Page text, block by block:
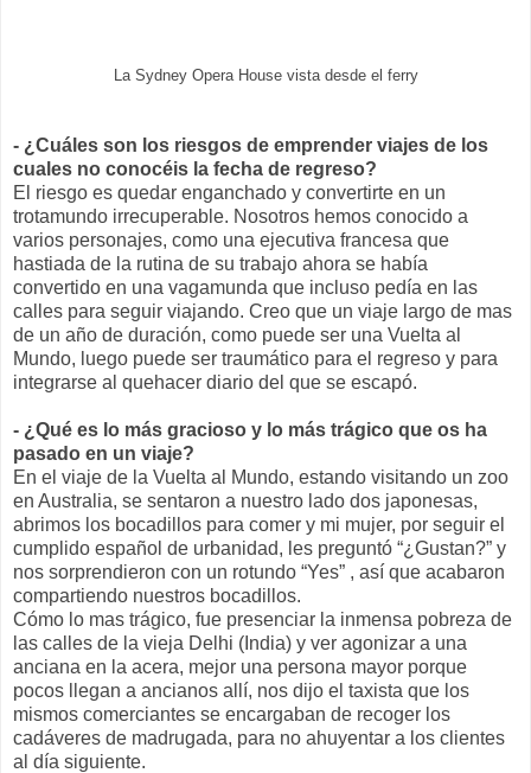
La Sydney Opera House vista desde el ferry
- ¿Cuáles son los riesgos de emprender viajes de los
cuales no conocéis la fecha de regreso?
El riesgo es quedar enganchado y convertirte en un
trotamundo irrecuperable. Nosotros hemos conocido a
varios personajes, como una ejecutiva francesa que
hastiada de la rutina de su trabajo ahora se había
convertido en una vagamunda que incluso pedía en las
calles para seguir viajando. Creo que un viaje largo de mas
de un año de duración, como puede ser una Vuelta al
Mundo, luego puede ser traumático para el regreso y para
integrarse al quehacer diario del que se escapó.
- ¿Qué es lo más gracioso y lo más trágico que os ha
pasado en un viaje?
En el viaje de la Vuelta al Mundo, estando visitando un zoo
en Australia, se sentaron a nuestro lado dos japonesas,
abrimos los bocadillos para comer y mi mujer, por seguir el
cumplido español de urbanidad, les preguntó “¿Gustan?” y
nos sorprendieron con un rotundo “Yes” , así que acabaron
compartiendo nuestros bocadillos.
Cómo lo mas trágico, fue presenciar la inmensa pobreza de
las calles de la vieja Delhi (India) y ver agonizar a una
anciana en la acera, mejor una persona mayor porque
pocos llegan a ancianos allí, nos dijo el taxista que los
mismos comerciantes se encargaban de recoger los
cadáveres de madrugada, para no ahuyentar a los clientes
al día siguiente.